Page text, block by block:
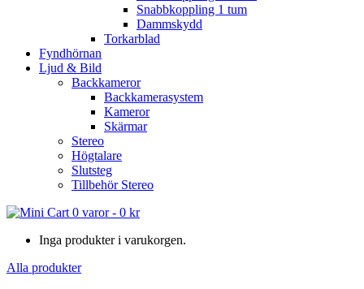
Snabbkoppling 1 tum
Dammskydd
Torkarblad
Fyndhörnan
Ljud & Bild
Backkameror
Backkamerasystem
Kameror
Skärmar
Stereo
Högtalare
Slutsteg
Tillbehör Stereo
0 varor- 0 kr
Inga produkter i varukorgen.
Alla produkter